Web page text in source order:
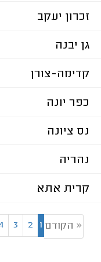
זכרון יעקב
גן יבנה
קדימה-צורן
כפר יונה
נס ציונה
נהריה
קרית אתא
« הקודם 1
2
3